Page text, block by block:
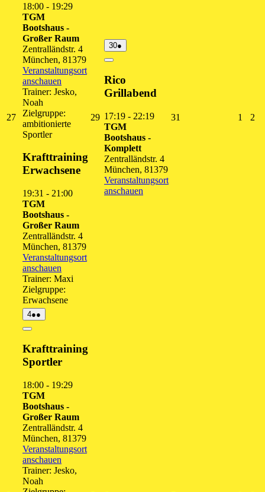
2727.
Juli
2026
18:00 - 19:29
TGM
Bootshaus -
Großer Raum
Zentralländstr. 4
München, 81379
Veranstaltungsort
anschauen
Trainer: Jesko,
Noah
Zielgruppe:
ambitionierte
Sportler
Krafttraining
Erwachsene
19:31 - 21:00
TGM
Bootshaus -
Großer Raum
Zentralländstr. 4
München, 81379
Veranstaltungsort
anschauen
Trainer: Maxi
Zielgruppe:
Erwachsene
2929.
Juli
2026
3030.
Juli
●
Veranstaltung)
Close
Rico
Grillabend
17:19 - 22:19
TGM
Bootshaus -
Komplett
Zentralländstr. 4
München, 81379
Veranstaltungsort
anschauen
31 1 2
44.
August
2026
●●
Veranstaltungen)
Close
Krafttraining
Sportler
18:00 - 19:29
TGM
Bootshaus -
Großer Raum
Zentralländstr. 4
München, 81379
Veranstaltungsort
anschauen
Trainer: Jesko,
Noah